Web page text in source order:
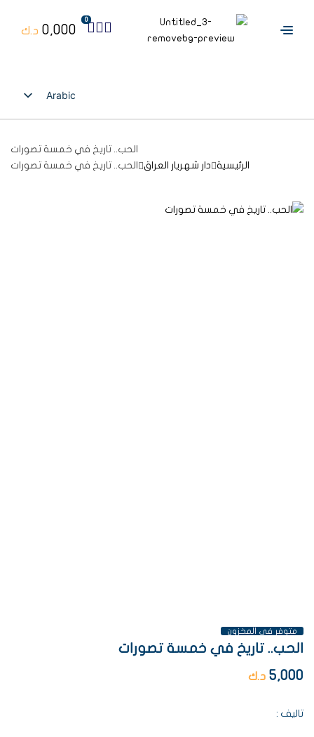
0
0,000 د.ك
Arabic
English
الحب.. تاريخ في خمسة تصورات
الرئيسية دار شهريار العراق الحب.. تاريخ في خمسة تصورات
متوفر فى المخزون
الحب.. تاريخ في خمسة تصورات
5,000 د.ك
تاليف :